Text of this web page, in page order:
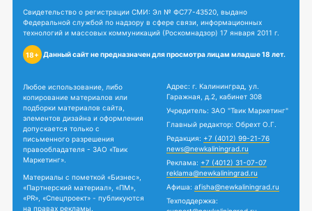
Свидетельство о регистрации СМИ: Эл № ФС77-43520, выдано
Федеральной службой по надзору в сфере связи, информационных
технологий и массовых коммуникаций (Роскомнадзор) 17 января 2011 г.
18+ Данный сайт не предназначен для просмотра лицам младше 18 лет.
Любое использование, либо
копирование материалов или
подборки материалов сайта,
элементов дизайна и оформления
допускается только с
письменного разрешения
правообладателя - ЗАО «Твик
Маркетинг».
Материалы с пометкой «Бизнес»,
«Партнерский материал», «ПМ»,
«PR», «Спецпроект» - публикуются
на правах рекламы.
Адрес: г. Калининград, ул.
Гаражная, д.2, кабинет 308
Учредитель: ЗАО "Твик Маркетинг"
Главный редактор: Обрехт О.Г.
Редакция: +7 (4012) 99-21-76
news@newkaliningrad.ru
Реклама: +7 (4012) 31-07-07
reklama@newkaliningrad.ru
Афиша: afisha@newkaliningrad.ru
Техподдержка: